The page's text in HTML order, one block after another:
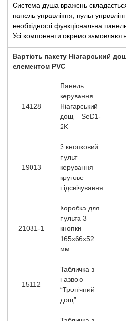
Система душа вражень
панель управління, пульт
необхідності функціональна
Усі компоненти окремо
Вартість пакету Ніагарський
елементом PVC
14128
Панель
керування
Ніагарський
дощ – SeD1-
2K
19013
3 кнопковий
пульт
керування –
кругове
підсвічування
21031-1
Коробка для
пульта 3
кнопки
165х66х52
мм
15112
Табличка з
назвою
“Тропічний
дощ”